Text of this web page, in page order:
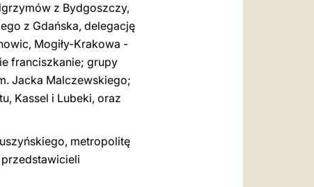
z Bydgoszczy,
z Gdańska, delegację
Mogiły-Krakowa -
franciszkanie; grupy
Jacka Malczewskiego;
Kassel i Lubeki, oraz
metropolitę